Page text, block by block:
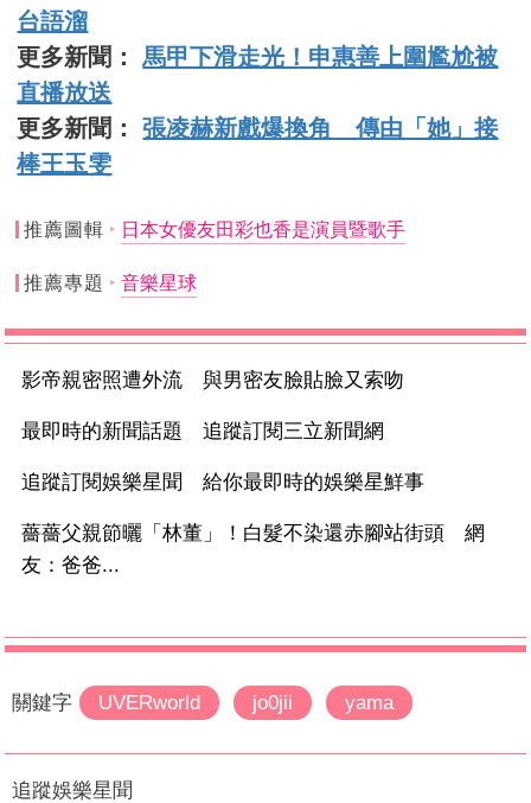
台語溜
更多新聞：馬甲下滑走光！申惠善上圍尷尬被
直播放送
更多新聞：張凌赫新戲爆換角 傳由「她」接
棒王玉雯
推薦圖輯 日本女優友田彩也香是演員暨歌手
推薦專題 音樂星球
影帝親密照遭外流 與男密友臉貼臉又索吻
最即時的新聞話題 追蹤訂閱三立新聞網
追蹤訂閱娛樂星聞 給你最即時的娛樂星鮮事
薔薔父親節曬「林董」！白髮不染還赤腳站街頭 網
友：爸爸...
關鍵字 UVERworld jo0jii yama
追蹤娛樂星聞